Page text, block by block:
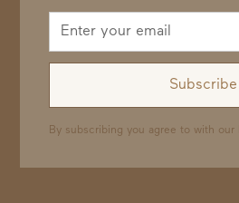
By subscribing you agree to with our